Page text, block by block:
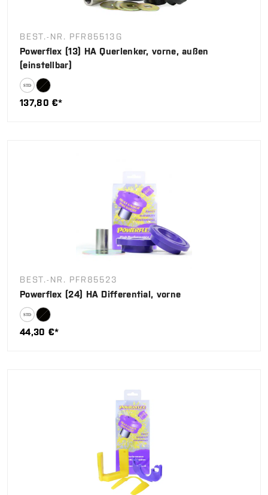
BEST.-NR. PFR85513G
Powerflex (13) HA Querlenker, vorne, außen
(einstellbar)
137,80 €*
BEST.-NR. PFR85523
Powerflex (24) HA Differential, vorne
44,30 €*